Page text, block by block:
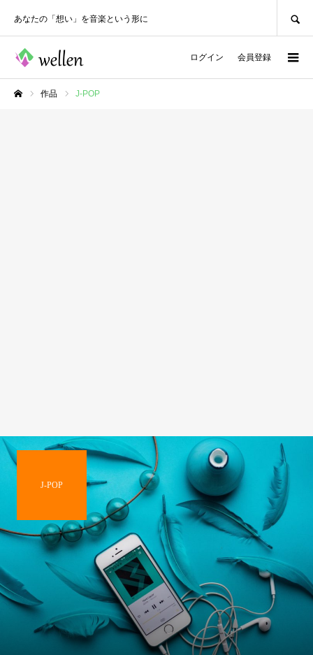
あなたの「想い」を音楽という形に
ログイン 会員登録
作品 J-POP
J-POP